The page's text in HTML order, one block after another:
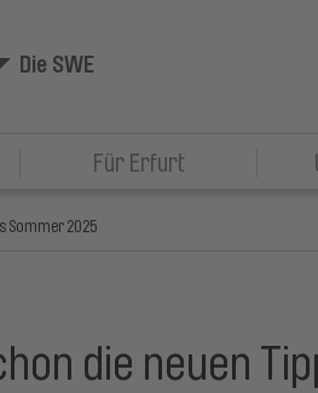
Die SWE
Für Erfurt
Sommer 2025
die neuen